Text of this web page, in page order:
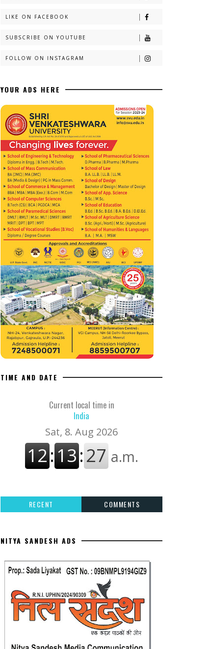
LIKE ON FACEBOOK
SUBSCRIBE ON YOUTUBE
FOLLOW ON INSTAGRAM
YOUR ADS HERE
TIME AND DATE
Current local time in
India
RECENT COMMENTS
NITYA SANDESH ADS